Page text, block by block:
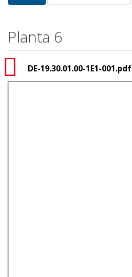
ativa)
Planta 6
DE-19.30.01.00-1E1-001.pdf